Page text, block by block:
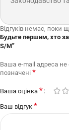
Відгуків немає, поки
Будьте першим, хто
S/M”
Ваша e-mail адреса
позначені *
Ваша оцінка *
Ваш відгук *